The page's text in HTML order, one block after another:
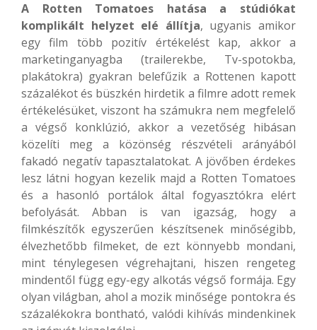
A Rotten Tomatoes hatása a stúdiókat
komplikált helyzet elé állítja, ugyanis amikor
egy film több pozitív értékelést kap, akkor a
marketinganyagba (trailerekbe, Tv-spotokba,
plakátokra) gyakran belefűzik a Rottenen kapott
százalékot és büszkén hirdetik a filmre adott remek
értékelésüket, viszont ha számukra nem megfelelő
a végső konklúzió, akkor a vezetőség hibásan
közelíti meg a közönség részvételi arányából
fakadó negatív tapasztalatokat. A jövőben érdekes
lesz látni hogyan kezelik majd a Rotten Tomatoes
és a hasonló portálok által fogyasztókra elért
befolyását. Abban is van igazság, hogy a
filmkészítők egyszerűen készítsenek minőségibb,
élvezhetőbb filmeket, de ezt könnyebb mondani,
mint ténylegesen végrehajtani, hiszen rengeteg
mindentől függ egy-egy alkotás végső formája. Egy
olyan világban, ahol a mozik minősége pontokra és
százalékokra bontható, valódi kihívás mindenkinek